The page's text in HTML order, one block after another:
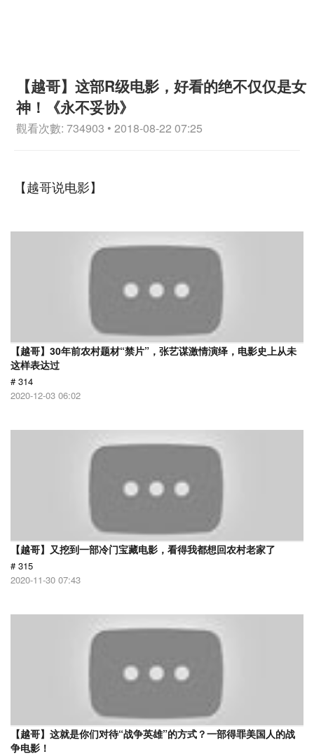
【越哥】这部R级电影，好看的绝不仅仅是女
神！《永不妥协》
觀看次數: 734903 • 2018-08-22 07:25
【越哥说电影】
【越哥】30年前农村题材“禁片”，张艺谋激情演绎，电影史上从未
这样表达过
# 314
2020-12-03 06:02
【越哥】又挖到一部冷门宝藏电影，看得我都想回农村老家了
# 315
2020-11-30 07:43
【越哥】这就是你们对待“战争英雄”的方式？一部得罪美国人的战
争电影！